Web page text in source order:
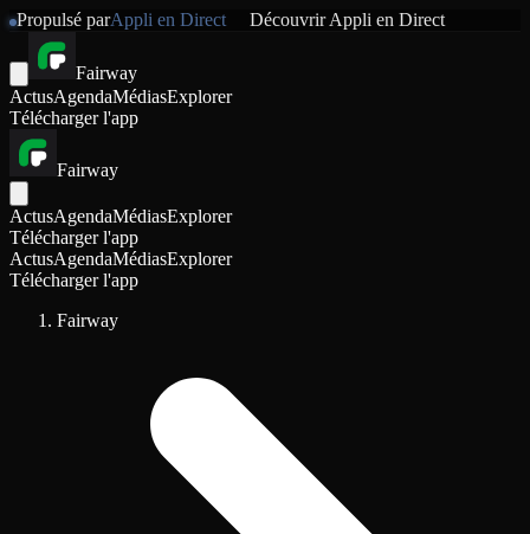
Propulsé parAppli en Direct DécouvrirAppli en Direct
Fairway
ActusAgendaMédiasExplorer
Télécharger l'app
Fairway
ActusAgendaMédiasExplorer
Télécharger l'app
ActusAgendaMédiasExplorer
Télécharger l'app
Fairway